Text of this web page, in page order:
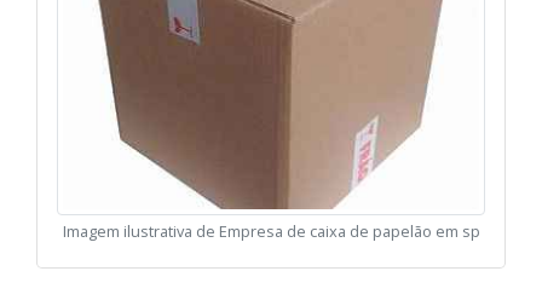
Imagem ilustrativa de Empresa de caixa de papelão em sp